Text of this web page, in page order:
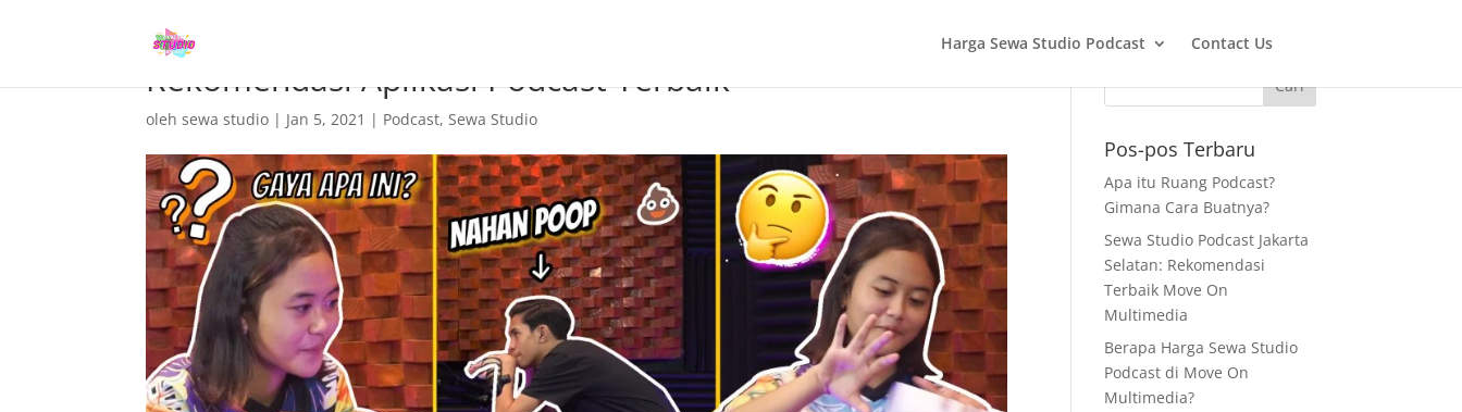
Harga Sewa Studio Podcast Contact Us
Rekomendasi Aplikasi Podcast Terbaik
olehsewa studio | Jan 5, 2021 | Podcast,Sewa Studio
Pos-pos Terbaru
Apa itu Ruang Podcast?
Gimana Cara Buatnya?
Sewa Studio Podcast Jakarta
Selatan: Rekomendasi
Terbaik Move On
Multimedia
Berapa Harga Sewa Studio
Podcast di Move On
Multimedia?